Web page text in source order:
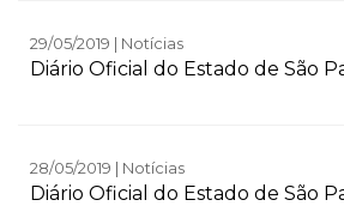
29/05/2019 | Notícias
Diário Oficial do Estado de São
28/05/2019 | Notícias
Diário Oficial do Estado de São